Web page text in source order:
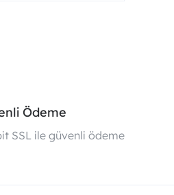
Ödeme
SSL ile güvenli ödeme